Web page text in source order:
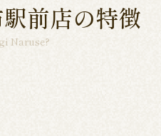
前店の特徴
Naruse?